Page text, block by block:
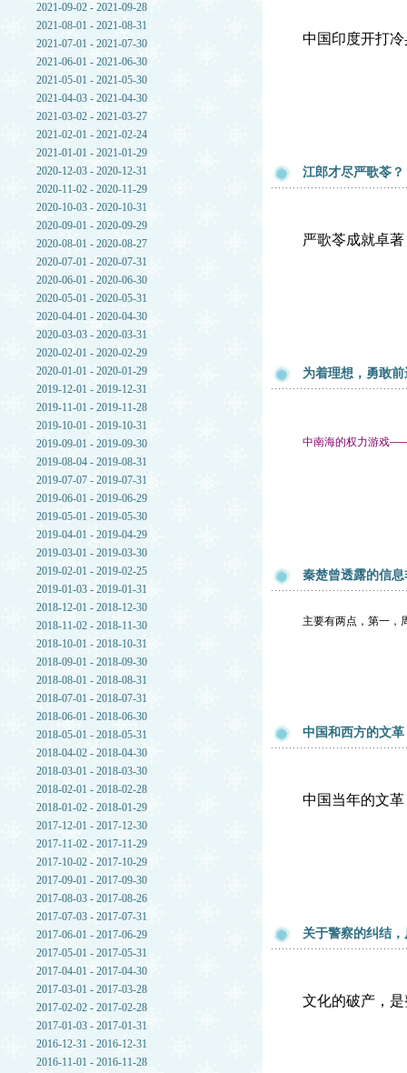
2021-09-02 - 2021-09-28
2021-08-01 - 2021-08-31
2021-07-01 - 2021-07-30
2021-06-01 - 2021-06-30
2021-05-01 - 2021-05-30
2021-04-03 - 2021-04-30
2021-03-02 - 2021-03-27
2021-02-01 - 2021-02-24
2021-01-01 - 2021-01-29
2020-12-03 - 2020-12-31
2020-11-02 - 2020-11-29
2020-10-03 - 2020-10-31
2020-09-01 - 2020-09-29
2020-08-01 - 2020-08-27
2020-07-01 - 2020-07-31
2020-06-01 - 2020-06-30
2020-05-01 - 2020-05-31
2020-04-01 - 2020-04-30
2020-03-03 - 2020-03-31
2020-02-01 - 2020-02-29
2020-01-01 - 2020-01-29
2019-12-01 - 2019-12-31
2019-11-01 - 2019-11-28
2019-10-01 - 2019-10-31
2019-09-01 - 2019-09-30
2019-08-04 - 2019-08-31
2019-07-07 - 2019-07-31
2019-06-01 - 2019-06-29
2019-05-01 - 2019-05-30
2019-04-01 - 2019-04-29
2019-03-01 - 2019-03-30
2019-02-01 - 2019-02-25
2019-01-03 - 2019-01-31
2018-12-01 - 2018-12-30
2018-11-02 - 2018-11-30
2018-10-01 - 2018-10-31
2018-09-01 - 2018-09-30
2018-08-01 - 2018-08-31
2018-07-01 - 2018-07-31
2018-06-01 - 2018-06-30
2018-05-01 - 2018-05-31
2018-04-02 - 2018-04-30
2018-03-01 - 2018-03-30
2018-02-01 - 2018-02-28
2018-01-02 - 2018-01-29
2017-12-01 - 2017-12-30
2017-11-02 - 2017-11-29
2017-10-02 - 2017-10-29
2017-09-01 - 2017-09-30
2017-08-03 - 2017-08-26
2017-07-03 - 2017-07-31
2017-06-01 - 2017-06-29
2017-05-01 - 2017-05-31
2017-04-01 - 2017-04-30
2017-03-01 - 2017-03-28
2017-02-02 - 2017-02-28
2017-01-03 - 2017-01-31
2016-12-31 - 2016-12-31
2016-11-01 - 2016-11-28
中国印度开打
江郎才尽严歌苓？
严歌苓成就卓
为着理想，勇敢前
中南海的权力游戏
秦楚曾透露的信
主要有两点，第一，
中国和西方的文革
中国当年的文
关于警察的纠结
文化的破产，